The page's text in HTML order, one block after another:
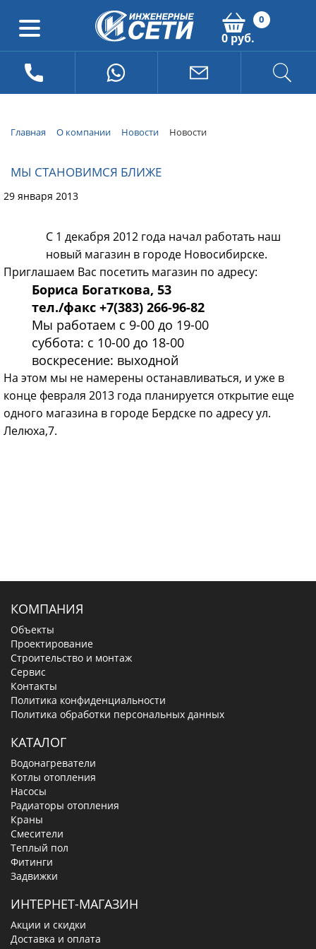
0
0 руб.
Главная О компании Новости Новости
МЫ СТАНОВИМСЯ БЛИЖЕ
29 января 2013
С 1 декабря 2012 года начал работать наш
новый магазин в городе Новосибирске.
Приглашаем Вас посетить магазин по адресу:
Бориса Богаткова, 53
тел./факс +7(383) 266-96-82
Мы работаем с 9-00 до 19-00
суббота: с 10-00 до 18-00
воскресение: выходной
На этом мы не намерены останавливаться, и уже в
конце февраля 2013 года планируется открытие еще
одного магазина в городе Бердске по адресу ул.
Лелюха,7.
КОМПАНИЯ
Объекты
Проектирование
Строительство и монтаж
Сервис
Контакты
Политика конфиденциальности
Политика обработки персональных данных
КАТАЛОГ
Водонагреватели
Котлы отопления
Насосы
Радиаторы отопления
Краны
Смесители
Теплый пол
Фитинги
Задвижки
ИНТЕРНЕТ-МАГАЗИН
Акции и скидки
Доставка и оплата